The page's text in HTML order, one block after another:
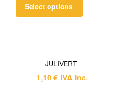
Select options
JULIVERT
1,10€ IVA Inc.